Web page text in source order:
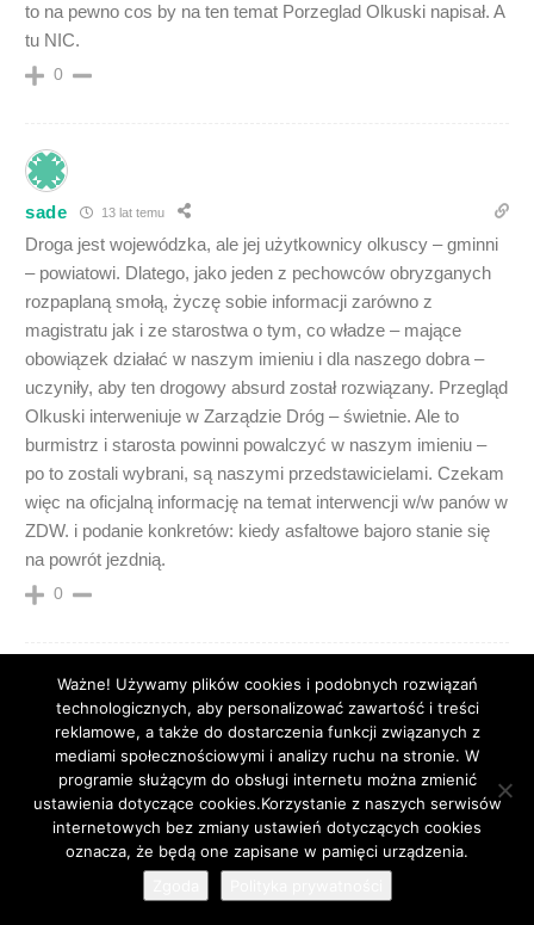
to na pewno cos by na ten temat Porzeglad Olkuski napisał. A
tu NIC.
0
sade 13 lat temu
Droga jest wojewódzka, ale jej użytkownicy olkuscy – gminni
– powiatowi. Dlatego, jako jeden z pechowców obryzganych
rozpaplaną smołą, życzę sobie informacji zarówno z
magistratu jak i ze starostwa o tym, co władze – mające
obowiązek działać w naszym imieniu i dla naszego dobra –
uczyniły, aby ten drogowy absurd został rozwiązany. Przegląd
Olkuski interweniuje w Zarządzie Dróg – świetnie. Ale to
burmistrz i starosta powinni powalczyć w naszym imieniu –
po to zostali wybrani, są naszymi przedstawicielami. Czekam
więc na oficjalną informację na temat interwencji w/w panów w
ZDW. i podanie konkretów: kiedy asfaltowe bajoro stanie się
na powrót jezdnią.
0
Dominika 13 lat temu
Zwłaszcza teraz, kiedy droga na Wolbrom jest zamknięta i
ruch na tej ulicy wydaje się być znacznie wzmożony…ech…
0
Ważne! Używamy plików cookies i podobnych rozwiązań
technologicznych, aby personalizować zawartość i treści
reklamowe, a także do dostarczenia funkcji związanych z
mediami społecznościowymi i analizy ruchu na stronie. W
programie służącym do obsługi internetu można zmienić
ustawienia dotyczące cookies.Korzystanie z naszych serwisów
internetowych bez zmiany ustawień dotyczących cookies
oznacza, że będą one zapisane w pamięci urządzenia.